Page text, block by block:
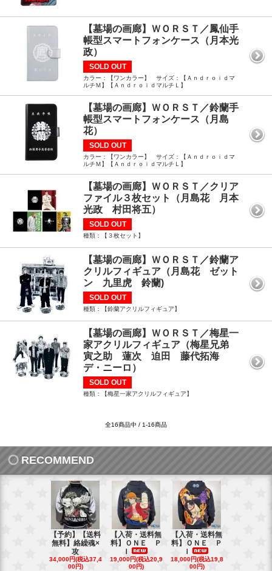
【墓場の画廊】ＷＯＲＳＴ／鳳仙手
帳型スマートフォンケース（月本光
政）
SOLD OUT
カラー：【ワンカラー】 サイズ：【Ａｎｄｒｏｉｄマ
ルチＭ】【ＡｎｄｒｏｉｄマルチＬ】
【墓場の画廊】ＷＯＲＳＴ／鈴蘭手
帳型スマートフォンケース（月島
花）
SOLD OUT
カラー：【ワンカラー】 サイズ：【Ａｎｄｒｏｉｄマ
ルチＭ】【ＡｎｄｒｏｉｄマルチＬ】
【墓場の画廊】ＷＯＲＳＴ／クリア
ファイル３枚セット（月島花 月本
光政 村田将五）
SOLD OUT
種類：【３枚セット】
【墓場の画廊】ＷＯＲＳＴ／鈴蘭ア
クリルフィギュア（月島花 ゼット
ン 九里虎 鈴蘭)
SOLD OUT
種類：【鈴蘭アクリルフィギュア】
【墓場の画廊】ＷＯＲＳＴ／梅星一
家アクリルフィギュア（梅星兄弟
寅之助 蓮次 迫田 藤代拓海
デ・ニーロ）
SOLD OUT
種類：【梅星一家アクリルフィギュア】
全16商品中 / 1-16商品
RECOMMEND
【予約】【送料
無料】絡繰魂×
攻
34,000円(税込37,4
00円)
【入荷・送料無
料】ＯＮＥ Ｐ
Ｉ
19,000円(税込20,9
00円)
【入荷・送料無
料】ＯＮＥ Ｐ
Ｉ
18,000円(税込19,8
00円)